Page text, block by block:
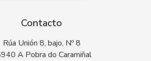
Contacto
Rúa Unión 8, bajo, Nº 8
A Pobra do Caramiñal